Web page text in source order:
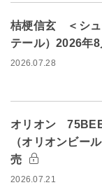
桔梗信玄 ＜シュ
テール）2026年
2026.07.28
オリオン
（オリオンビー
売
2026.07.21